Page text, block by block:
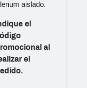
aislado.
el
al
el